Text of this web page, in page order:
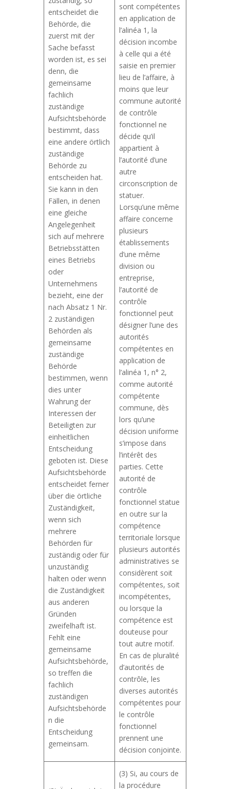
entscheidet die
Behörde, die
zuerst mit der
Sache befasst
worden ist, es sei
denn, die
gemeinsame
fachlich
zuständige
Aufsichtsbehörde
bestimmt, dass
eine andere örtlich
zuständige
Behörde zu
entscheiden hat.
Sie kann in den
Fällen, in denen
eine gleiche
Angelegenheit
sich auf mehrere
Betriebsstätten
eines Betriebs
oder
Unternehmens
bezieht, eine der
nach Absatz 1 Nr.
2 zuständigen
Behörden als
gemeinsame
zuständige
Behörde
bestimmen, wenn
dies unter
Wahrung der
Interessen der
Beteiligten zur
einheitlichen
Entscheidung
geboten ist. Diese
Aufsichtsbehörde
entscheidet ferner
über die örtliche
Zuständigkeit,
wenn sich
mehrere
Behörden für
zuständig oder für
unzuständig
halten oder wenn
die Zuständigkeit
aus anderen
Gründen
zweifelhaft ist.
Fehlt eine
gemeinsame
Aufsichtsbehörde,
so treffen die
fachlich
zuständigen
Aufsichtsbehörde
n die
Entscheidung
gemeinsam.
sont compétentes
en application de
l’alinéa 1, la
décision incombe
à celle qui a été
saisie en premier
lieu de l’affaire, à
moins que leur
commune autorité
de contrôle
fonctionnel ne
décide qu’il
appartient à
l’autorité d’une
autre
circonscription de
statuer.
Lorsqu’une même
affaire concerne
plusieurs
établissements
d’une même
division ou
entreprise,
l’autorité de
contrôle
fonctionnel peut
désigner l’une des
autorités
compétentes en
application de
l’alinéa 1, n° 2,
comme autorité
compétente
commune, dès
lors qu’une
décision uniforme
s’impose dans
l’intérêt des
parties. Cette
autorité de
contrôle
fonctionnel statue
en outre sur la
compétence
territoriale lorsque
plusieurs autorités
administratives se
considèrent soit
compétentes, soit
incompétentes,
ou lorsque la
compétence est
douteuse pour
tout autre motif.
En cas de pluralité
d’autorités de
contrôle, les
diverses autorités
compétentes pour
le contrôle
fonctionnel
prennent une
décision conjointe.
(3) Si, au cours de
la procédure